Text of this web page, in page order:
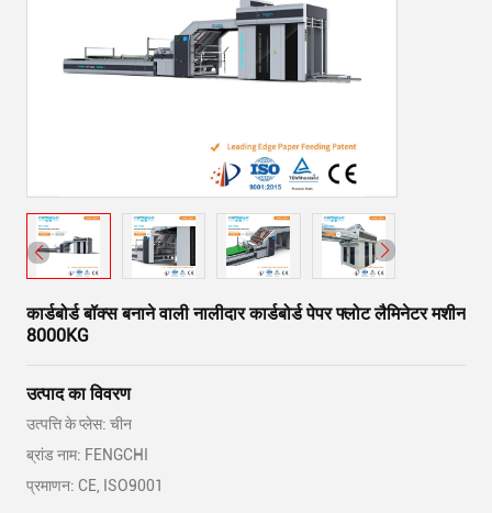
कार्डबोर्ड बॉक्स बनाने वाली नालीदार कार्डबोर्ड पेपर फ्लोट लैमिनेटर मशीन
8000KG
उत्पाद का विवरण
उत्पत्ति के प्लेस: चीन
ब्रांड नाम: FENGCHI
प्रमाणन: CE, ISO9001